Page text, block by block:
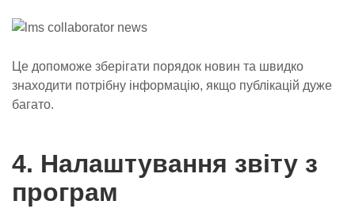
Це допоможе зберігати порядок новин та швидко
знаходити потрібну інформацію, якщо публікацій дуже
багато.
4. Налаштування звіту з
програм